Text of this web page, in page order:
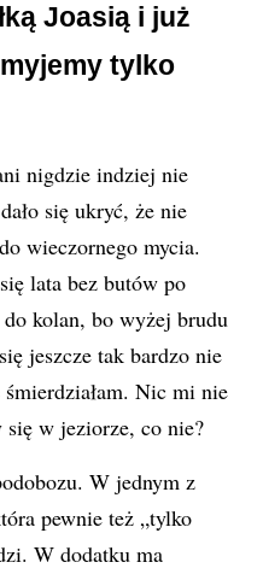
Joasią i już
tylko
nigdzie indziej nie
się ukryć, że nie
wieczornego mycia.
lata bez butów po
kolan, bo wyżej brudu
jeszcze tak bardzo nie
Nic mi nie
w jeziorze, co nie?
W jednym z
pewnie też „tylko
W dodatku ma